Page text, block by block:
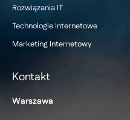
Rozwiązania IT
Technologie Internetowe
Marketing Internetowy
Kontakt
Warszawa